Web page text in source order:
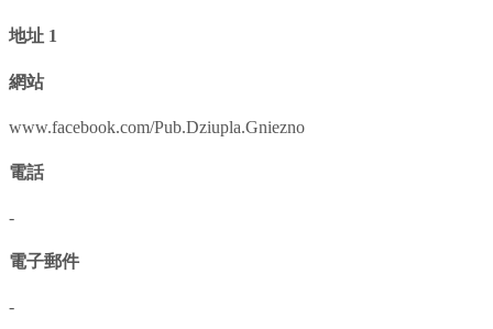
地址 1
網站
www.facebook.com/Pub.Dziupla.Gniezno
電話
-
電子郵件
-